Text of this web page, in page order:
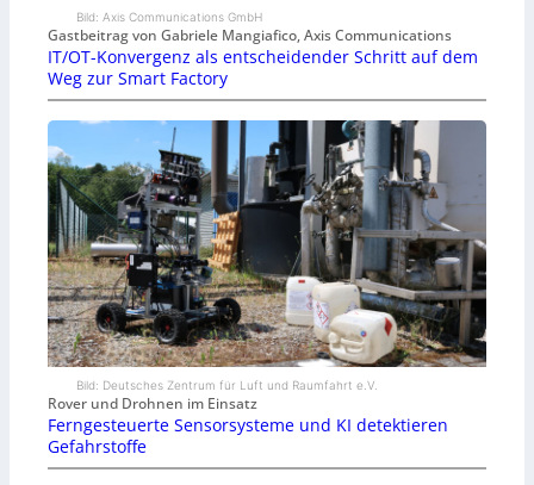
Bild: Axis Communications GmbH
Gastbeitrag von Gabriele Mangiafico, Axis Communications
IT/OT-Konvergenz als entscheidender Schritt auf dem
Weg zur Smart Factory
Bild: Deutsches Zentrum für Luft und Raumfahrt e.V.
Rover und Drohnen im Einsatz
Ferngesteuerte Sensorsysteme und KI detektieren
Gefahrstoffe